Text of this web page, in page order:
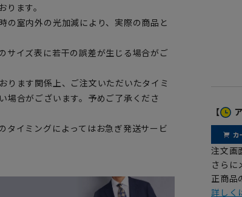
ます。
室内外の光加減により、実際の商品と
イズ表に若干の誤差が生じる場合がご
ます関係上、ご注文いただいたタイミ
場合がございます。予めご了承くださ
イミングによってはお急ぎ発送サービ
【
注文画
さらに
正商品
詳しく